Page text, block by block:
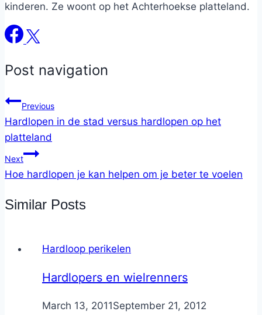
kinderen. Ze woont op het Achterhoekse platteland.
Post navigation
Previous
Hardlopen in de stad versus hardlopen op het
platteland
Next
Hoe hardlopen je kan helpen om je beter te voelen
Similar Posts
Hardloop perikelen
Hardlopers en wielrenners
ByNicole
March 13, 2011September 21, 2012